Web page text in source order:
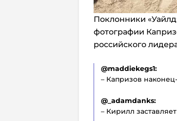
Поклонники
фотографии
российского
@maddiekegs1:
– Капризов
@_adamdanks:
– Кирилл